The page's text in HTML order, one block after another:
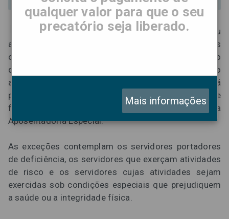
A Constituição Federal, em seu
artigo 40, § 4º, prevê que não podem ser utilizados
critérios e requisitos diferenciados para a concessão
de aposentadoria.
Contudo, a parte final do referido
artigo trata de algumas exceções, em que será
possível a aposentadoria do Servidor Público de
forma diferenciada. Trata-se da chamada
Aposentadoria Especial.
As exceções contemplam os servidores portadores
de deficiência, os servidores que exerçam atividades
de risco e os servidores cujas atividades sejam
exercidas sob condições especiais que prejudiquem
a saúde ou a integridade física.
qualquer valor para que o seu
precatório seja liberado.
Mais informações